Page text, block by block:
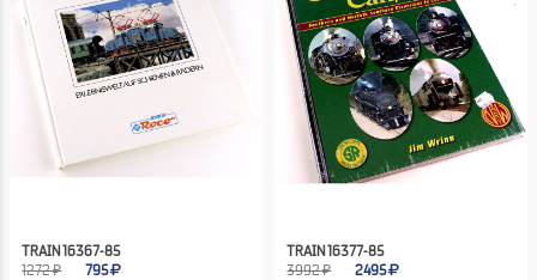
TRAIN 16367-85
1272 ₽
795
TRAIN 16377-85
3992 ₽
2495